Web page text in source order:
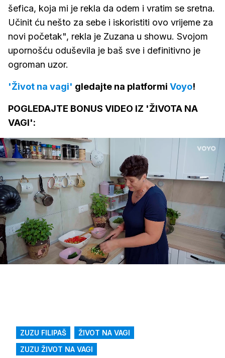
šefica, koja mi je rekla da odem i vratim se sretna.
Učinit ću nešto za sebe i iskoristiti ovo vrijeme za
novi početak", rekla je Zuzana u showu. Svojom
upornošću oduševila je baš sve i definitivno je
ogroman uzor.
'Život na vagi' gledajte na platformi Voyo!
POGLEDAJTE BONUS VIDEO IZ 'ŽIVOTA NA
VAGI':
Upali
zvuk
/
Loaded:
8.26%
ZUZU FILIPAŠ
ŽIVOT NA VAGI
ZUZU ŽIVOT NA VAGI